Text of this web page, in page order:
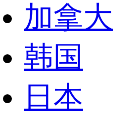
加拿大
韩国
日本